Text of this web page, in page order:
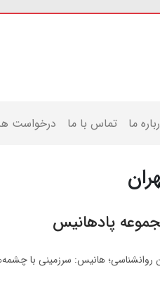
ما تماس با ما درخواست
پادهانیس
روانشناسی؛ هانیس: سرزمینی با